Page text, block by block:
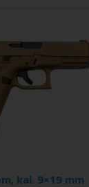
kal. 9×19 mm